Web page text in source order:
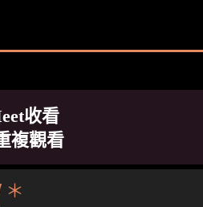
收看
複觀看